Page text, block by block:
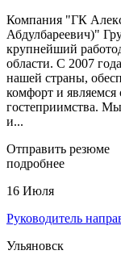
Компания "ГК
Абдулбареевич)"
крупнейший
области. С 2007
нашей страны,
комфорт и являемся
гостеприимства.
и...
Отправить резюме
подробнее
16 Июля
Руководитель
Ульяновск